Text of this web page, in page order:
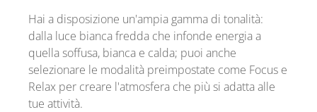
Hai a disposizione un'ampia gamma di tonalità:
dalla luce bianca fredda che infonde energia a
quella soffusa, bianca e calda; puoi anche
selezionare le modalità preimpostate come Focus e
Relax per creare l'atmosfera che più si adatta alle
tue attività.